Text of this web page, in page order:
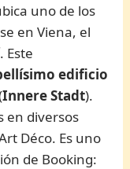
uno de los
en Viena, el
. Este
edificio
Innere Stadt).
en diversos
Déco. Es uno
de Booking: